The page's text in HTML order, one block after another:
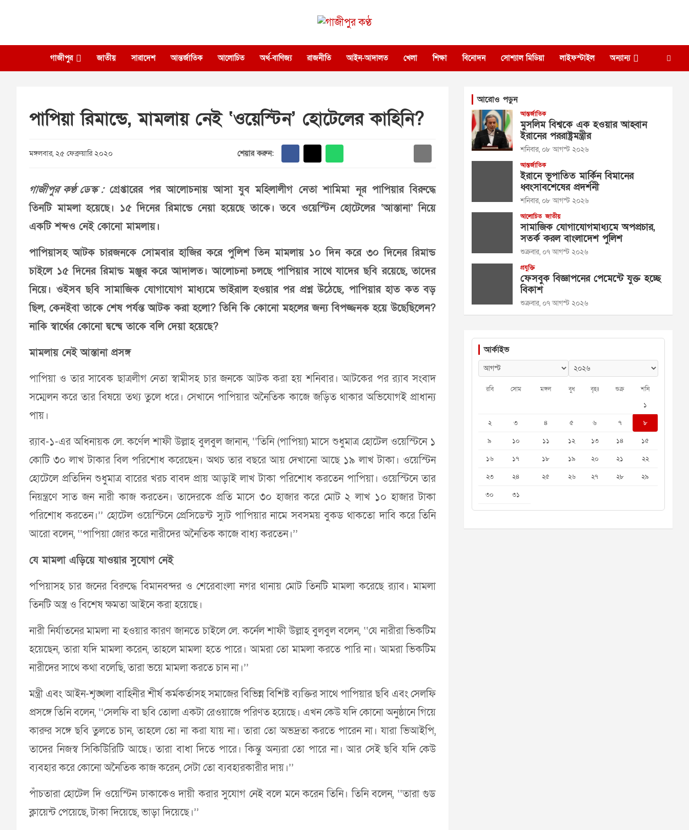
গাজীপুর কণ্ঠ
গাজীপুর জাতীয় সারাদেশ আন্তর্জাতিক আলোচিত অর্থ-বাণিজ্য রাজনীতি আইন-আদালত খেলা শিক্ষা বিনোদন সোশ্যাল মিডিয়া লাইফস্টাইল অন্যান্য
পাপিয়া রিমান্ডে, মামলায় নেই ‘ওয়েস্টিন’ হোটেলের কাহিনি?
মঙ্গলবার, ২৫ ফেব্রুয়ারি ২০২০ শেয়ার করুন:
গাজীপুর কণ্ঠ ডেস্ক :গ্রেপ্তারের পর আলোচনায় আসা যুব মহিলালীগ নেতা শামিমা নূর পাপিয়ার বিরুদ্ধে
তিনটি মামলা হয়েছে। ১৫ দিনের রিমান্ডে নেয়া হয়েছে তাকে। তবে ওয়েস্টিন হোটেলের ‘আস্তানা’ নিয়ে
একটি শব্দও নেই কোনো মামলায়।
পাপিয়াসহ আটক চারজনকে সোমবার হাজির করে পুলিশ তিন মামলায় ১০ দিন করে ৩০ দিনের রিমান্ড
চাইলে ১৫ দিনের রিমান্ড মঞ্জুর করে আদালত। আলোচনা চলছে পাপিয়ার সাথে যাদের ছবি রয়েছে, তাদের
নিয়ে। ওইসব ছবি সামাজিক যোগাযোগ মাধ্যমে ভাইরাল হওয়ার পর প্রশ্ন উঠেছে, পাপিয়ার হাত কত বড়
ছিল, কেনইবা তাকে শেষ পর্যন্ত আটক করা হলো? তিনি কি কোনো মহলের জন্য বিপজ্জনক হয়ে উছেছিলেন?
নাকি স্বার্থের কোনো দ্বন্দ্বে তাকে বলি দেয়া হয়েছে?
মামলায় নেই আস্তানা প্রসঙ্গ
পাপিয়া ও তার সাবেক ছাত্রলীগ নেতা স্বামীসহ চার জনকে আটক করা হয় শনিবার। আটকের পর র‌্যাব সংবাদ
সম্মেলন করে তার বিষয়ে তথ্য তুলে ধরে। সেখানে পাপিয়ার অনৈতিক কাজে জড়িত থাকার অভিযোগই প্রাধান্য
পায়।
র‌্যাব-১-এর অধিনায়ক লে. কর্ণেল শাফী উল্লাহ বুলবুল জানান, ‘‘তিনি (পাপিয়া) মাসে শুধুমাত্র হোটেল ওয়েস্টিনে ১
কোটি ৩০ লাখ টাকার বিল পরিশোধ করেছেন। অথচ তার বছরে আয় দেখানো আছে ১৯ লাখ টাকা। ওয়েস্টিন
হোটেলে প্রতিদিন শুধুমাত্র বারের খরচ বাবদ প্রায় আড়াই লাখ টাকা পরিশোধ করতেন পাপিয়া। ওয়েস্টিনে তার
নিয়ন্ত্রণে সাত জন নারী কাজ করতেন। তাদেরকে প্রতি মাসে ৩০ হাজার করে মোট ২ লাখ ১০ হাজার টাকা
পরিশোধ করতেন।’’ হোটেল ওয়েস্টিনে প্রেসিডেন্ট স্যুট পাপিয়ার নামে সবসময় বুকড থাকতো দাবি করে তিনি
আরো বলেন, ‘‘পাপিয়া জোর করে নারীদের অনৈতিক কাজে বাধ্য করতেন।’’
যে মামলা এড়িয়ে যাওয়ার সুযোগ নেই
পপিয়াসহ চার জনের বিরুদ্ধে বিমানবন্দর ও শেরেবাংলা নগর থানায় মোট তিনটি মামলা করেছে র‌্যাব। মামলা
তিনটি অস্ত্র ও বিশেষ ক্ষমতা আইনে করা হয়েছে।
নারী নির্যাতনের মামলা না হওয়ার কারণ জানতে চাইলে লে. কর্নেল শাফী উল্লাহ বুলবুল বলেন, ‘‘যে নারীরা ভিকটিম
হয়েছেন, তারা যদি মামলা করেন, তাহলে মামলা হতে পারে। আমরা তো মামলা করতে পারি না। আমরা ভিকটিম
নারীদের সাথে কথা বলেছি, তারা ভয়ে মামলা করতে চান না।’’
মন্ত্রী এবং আইন-শৃঙ্খলা বাহিনীর শীর্ষ কর্মকর্তাসহ সমাজের বিভিন্ন বিশিষ্ট ব্যক্তির সাথে পাপিয়ার ছবি এবং সেলফি
প্রসঙ্গে তিনি বলেন, ‘‘সেলফি বা ছবি তোলা একটা রেওয়াজে পরিণত হয়েছে। এখন কেউ যদি কোনো অনুষ্ঠানে গিয়ে
কারুর সঙ্গে ছবি তুলতে চান, তাহলে তো না করা যায় না। তারা তো অভদ্রতা করতে পারেন না। যারা ভিআইপি,
তাদের নিজস্ব সিকিউিরিটি আছে। তারা বাধা দিতে পারে। কিন্তু অন্যরা তো পারে না। আর সেই ছবি যদি কেউ
ব্যবহার করে কোনো অনৈতিক কাজ করেন, সেটা তো ব্যবহারকারীর দায়।’’
পাঁচতারা হোটেল দি ওয়েস্টিন ঢাকাকেও দায়ী করার সুযোগ নেই বলে মনে করেন তিনি। তিনি বলেন, ‘‘তারা গুড
ক্লায়েন্ট পেয়েছে, টাকা দিয়েছে, ভাড়া দিয়েছে।’’
আরোও পড়ুন
আন্তর্জাতিক
মুসলিম বিশ্বকে এক হওয়ার আহ্বান
ইরানের পররাষ্ট্রমন্ত্রীর
শনিবার, ০৮ আগস্ট ২০২৬
আন্তর্জাতিক
ইরানে ভূপাতিত মার্কিন বিমানের
ধ্বংসাবশেষের প্রদর্শনী
শনিবার, ০৮ আগস্ট ২০২৬
আলোচিত জাতীয়
সামাজিক যোগাযোগমাধ্যমে অপপ্রচার,
সতর্ক করল বাংলাদেশ পুলিশ
শুক্রবার, ০৭ আগস্ট ২০২৬
প্রযুক্তি
ফেসবুক বিজ্ঞাপনের পেমেন্টে যুক্ত হচ্ছে
বিকাশ
শুক্রবার, ০৭ আগস্ট ২০২৬
আর্কাইভ
রবি সোম মঙ্গল বুধ বৃহঃ শুক্র শনি
১
২
৩ ৪ ৫ ৬ ৭
৮
৯
১০ ১১ ১২ ১৩ ১৪
১৫
১৬
১৭ ১৮ ১৯ ২০ ২১
২২
২৩
২৪ ২৫ ২৬ ২৭ ২৮
২৯
৩০
৩১